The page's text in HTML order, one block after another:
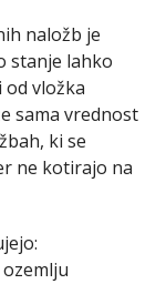
naložb je
stanje lahko
od vložka
sama vrednost
ki se
ne kotirajo na